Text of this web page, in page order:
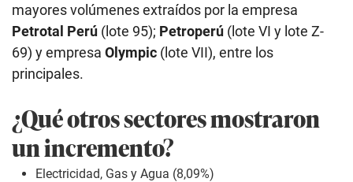
mayores volúmenes extraídos por la empresa
Petrotal Perú (lote 95); Petroperú (lote VI y lote Z-
69) y empresa Olympic (lote VII), entre los
principales.
¿Qué otros sectores mostraron
un incremento?
Electricidad, Gas y Agua (8,09%)